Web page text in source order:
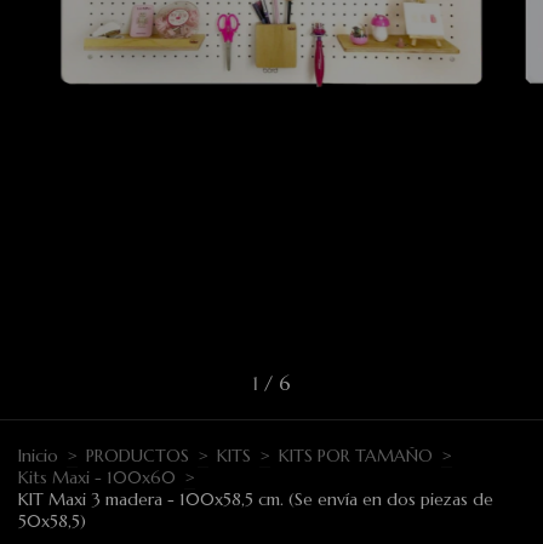
1 / 6
Inicio > PRODUCTOS > KITS > KITS POR TAMAÑO >
Kits Maxi - 100x60 >
KIT Maxi 3 madera - 100x58,5 cm. (Se envía en dos piezas de
50x58,5)